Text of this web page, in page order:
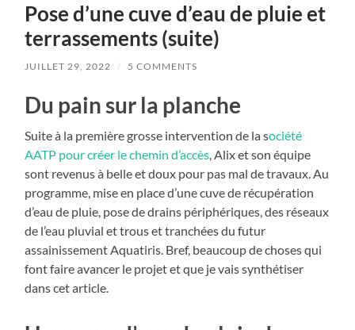
Pose d’une cuve d’eau de pluie et
terrassements (suite)
JUILLET 29, 2022 / 5 COMMENTS
Du pain sur la planche
Suite à la première grosse intervention de la société
AATP pour créer le chemin d’accès, Alix et son équipe
sont revenus à belle et doux pour pas mal de travaux. Au
programme, mise en place d’une cuve de récupération
d’eau de pluie, pose de drains périphériques, des réseaux
de l’eau pluvial et trous et tranchées du futur
assainissement Aquatiris. Bref, beaucoup de choses qui
font faire avancer le projet et que je vais synthétiser
dans cet article.